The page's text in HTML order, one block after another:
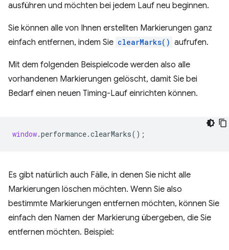
ausführen und möchten bei jedem Lauf neu beginnen.
Sie können alle von Ihnen erstellten Markierungen ganz
einfach entfernen, indem Sie clearMarks() aufrufen.
Mit dem folgenden Beispielcode werden also alle
vorhandenen Markierungen gelöscht, damit Sie bei
Bedarf einen neuen Timing-Lauf einrichten können.
window.performance.clearMarks();
Es gibt natürlich auch Fälle, in denen Sie nicht alle
Markierungen löschen möchten. Wenn Sie also
bestimmte Markierungen entfernen möchten, können Sie
einfach den Namen der Markierung übergeben, die Sie
entfernen möchten. Beispiel: